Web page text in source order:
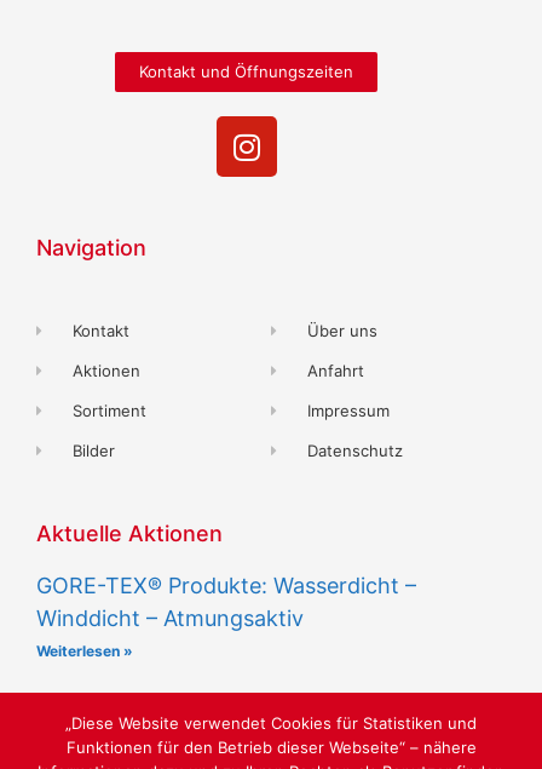
Kontakt und Öffnungszeiten
Navigation
Kontakt
Aktionen
Sortiment
Bilder
Über uns
Anfahrt
Impressum
Datenschutz
Aktuelle Aktionen
GORE-TEX® Produkte: Wasserdicht –
Winddicht – Atmungsaktiv
Weiterlesen »
„Diese Website verwendet Cookies für Statistiken und
Funktionen für den Betrieb dieser Webseite“ – nähere